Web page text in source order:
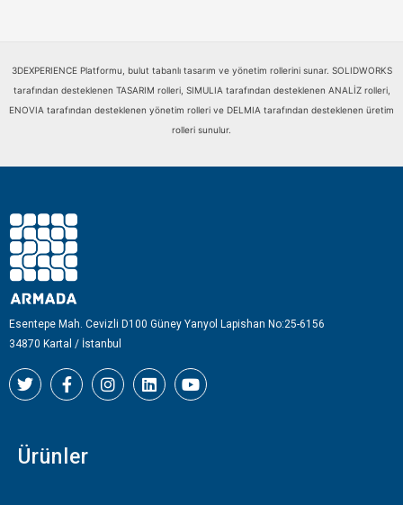
3DEXPERIENCE Platformu, bulut tabanlı tasarım ve yönetim rollerini sunar. SOLIDWORKS
tarafından desteklenen TASARIM rolleri, SIMULIA tarafından desteklenen ANALİZ rolleri,
ENOVIA tarafından desteklenen yönetim rolleri ve DELMIA tarafından desteklenen üretim
rolleri sunulur.
Esentepe Mah. Cevizli D100 Güney Yanyol Lapishan No:25-6156
34870 Kartal / İstanbul
T
w
t
e
F
a
o
I
n
L
i
Y
o
Ürünler